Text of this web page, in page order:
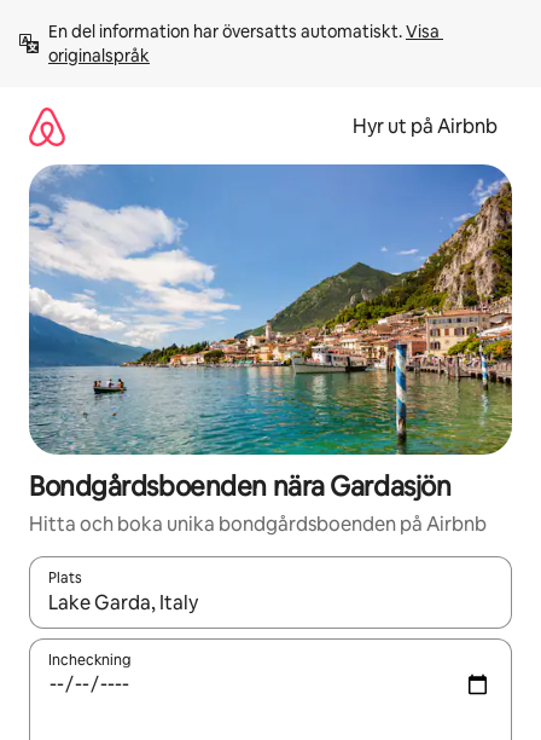
innehåll
En del information har översatts automatiskt. Visa
originalspråk
Hyr ut på Airbnb
Bondgårdsboenden nära Gardasjön
Hitta och boka unika bondgårdsboenden på Airbnb
Plats
När resultaten är tillgängliga kan du navigera med upp- och
Incheckning